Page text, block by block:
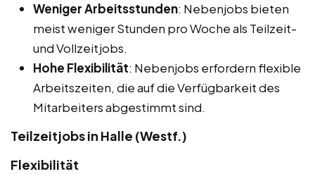
Weniger Arbeitsstunden: Nebenjobs bieten
meist weniger Stunden pro Woche als Teilzeit-
und Vollzeitjobs.
Hohe Flexibilität: Nebenjobs erfordern flexible
Arbeitszeiten, die auf die Verfügbarkeit des
Mitarbeiters abgestimmt sind.
Teilzeitjobs in Halle (Westf.)
Flexibilität